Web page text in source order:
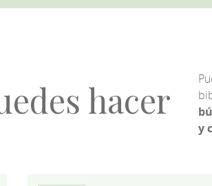
hacer
y